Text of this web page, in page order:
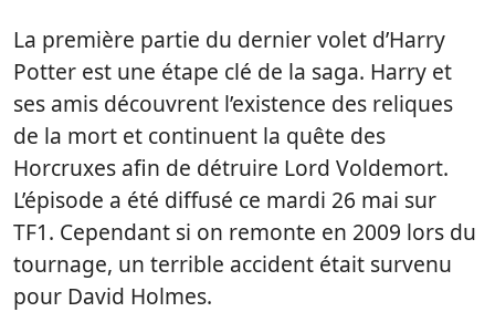
La première partie du dernier volet d’Harry
Potter est une étape clé de la saga. Harry et
ses amis découvrent l’existence des reliques
de la mort et continuent la quête des
Horcruxes afin de détruire Lord Voldemort.
L’épisode a été diffusé ce mardi 26 mai sur
TF1. Cependant si on remonte en 2009 lors du
tournage, un terrible accident était survenu
pour David Holmes.